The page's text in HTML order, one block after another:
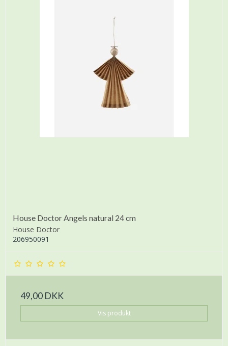
House Doctor Angels natural 24 cm
House Doctor
206950091
49,00 DKK
Vis produkt